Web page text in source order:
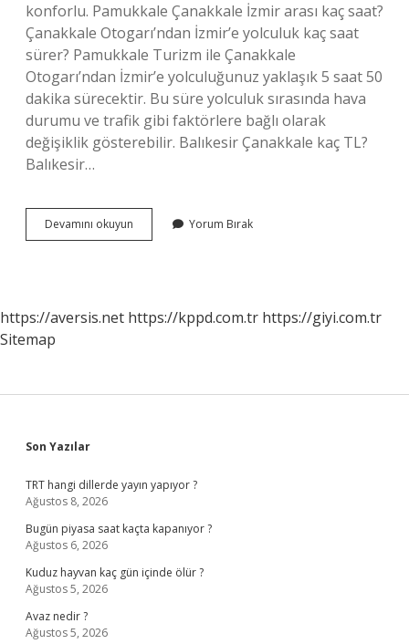
konforlu. Pamukkale Çanakkale İzmir arası kaç saat?
Çanakkale Otogarı’ndan İzmir’e yolculuk kaç saat
sürer? Pamukkale Turizm ile Çanakkale
Otogarı’ndan İzmir’e yolculuğunuz yaklaşık 5 saat 50
dakika sürecektir. Bu süre yolculuk sırasında hava
durumu ve trafik gibi faktörlere bağlı olarak
değişiklik gösterebilir. Balıkesir Çanakkale kaç TL?
Balıkesir…
Devamını okuyun Canakkale
Izmir
Yorum Bırak
https://aversis.net https://kppd.com.tr https://giyi.com.tr
Sitemap
Sidebar
Son Yazılar
TRT hangi dillerde yayın yapıyor ?
Ağustos 8, 2026
Bugün piyasa saat kaçta kapanıyor ?
Ağustos 6, 2026
Kuduz hayvan kaç gün içinde ölür ?
Ağustos 5, 2026
Avaz nedir ?
Ağustos 5, 2026